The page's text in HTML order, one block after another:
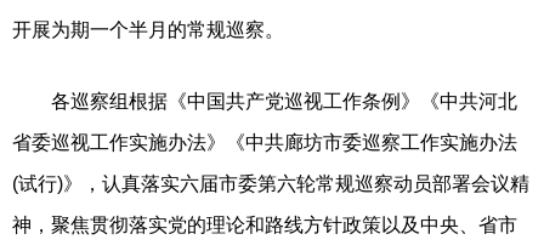
开展为期一个半月的常规巡察。
各巡察组根据《中国共产党巡视工作条例》《中共河北
省委巡视工作实施办法》《中共廊坊市委巡察工作实施办法
(试行)》，认真落实六届市委第六轮常规巡察动员部署会议精
神，聚焦贯彻落实党的理论和路线方针政策以及中央、省市